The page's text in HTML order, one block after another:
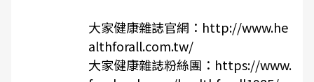
大家健康雜誌官網： http://www.he
althforall.com.tw/
大家健康雜誌粉絲團： https://www.